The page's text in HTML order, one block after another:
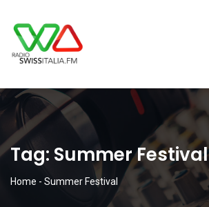
Tag: Summer Festival
Home - Summer Festival